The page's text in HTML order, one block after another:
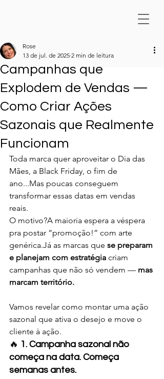
Campanhas que
Explodem de Vendas —
Como Criar Ações
Sazonais que Realmente
Funcionam
Rose
13 de jul. de 2025 2 min de leitura
Toda marca quer aproveitar o Dia das
Mães, a Black Friday, o fim de
ano...Mas poucas conseguem
transformar essas datas em vendas
reais.
O motivo?A maioria espera a véspera
pra postar “promoção!” com arte
genérica.Já as marcas que se preparam
e planejam com estratégia criam
campanhas que não só vendem — mas
marcam território.
Vamos revelar como montar uma ação
sazonal que ativa o desejo e move o
cliente à ação.
🔥 1. Campanha sazonal não
começa na data. Começa
semanas antes.